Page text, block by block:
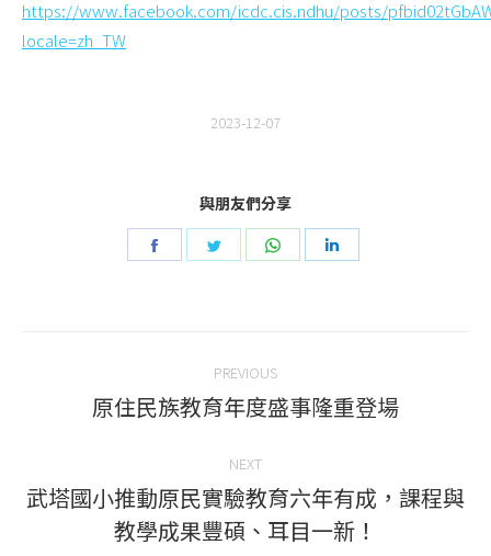
https://www.facebook.com/icdc.cis.ndhu/posts/
locale=zh_TW
2023-12-07
與朋友們分享
Share
Share
Share
navigation
PREVIOUS
Previous
原住民族教育年度盛事隆重登場
NEXT
Next
post:
武塔國小推動原民實驗教育六年有成，課程與
教學成果豐碩、耳目一新！